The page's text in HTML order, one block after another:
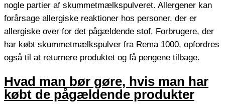
nogle partier af skummetmælkspulveret. Allergener kan
forårsage allergiske reaktioner hos personer, der er
allergiske over for det pågældende stof. Forbrugere, der
har købt skummetmælkspulver fra Rema 1000, opfordres
også til at returnere produktet og få pengene tilbage.
Hvad man bør gøre, hvis man har
købt de pågældende produkter